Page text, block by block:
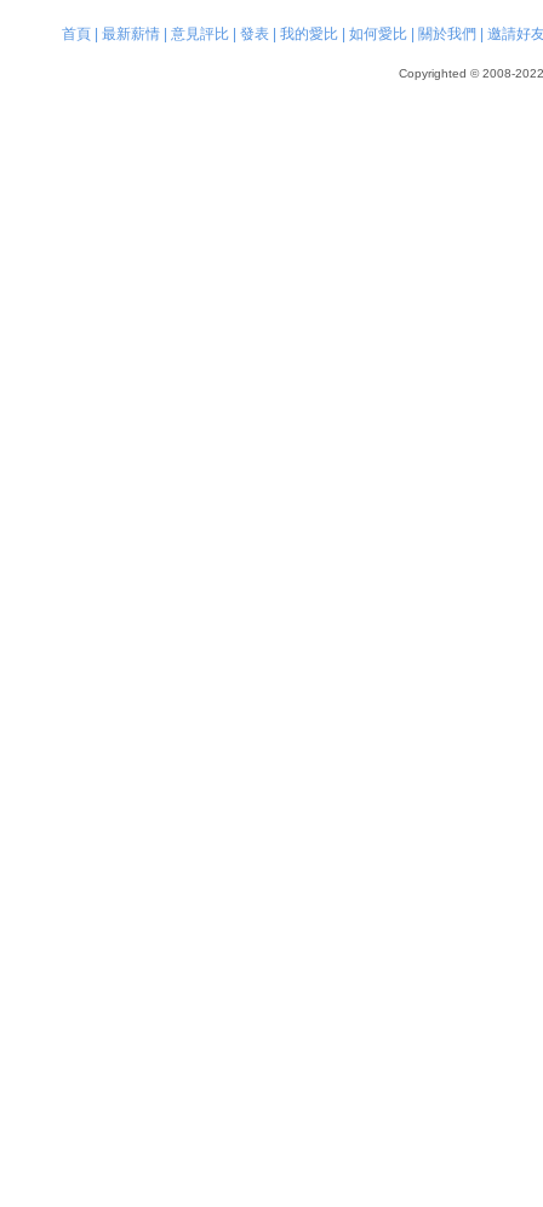
首頁| 最新薪情| 意見評比| 發表| 我的愛比| 如何愛比| 關於我們 邀請好
Copyrighted © 2008-